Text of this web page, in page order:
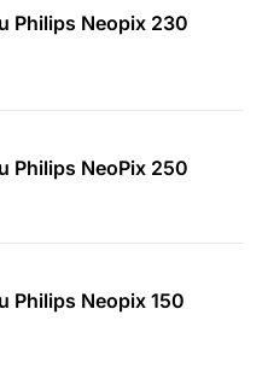
Philips Neopix 230
Philips NeoPix 250
Philips Neopix 150